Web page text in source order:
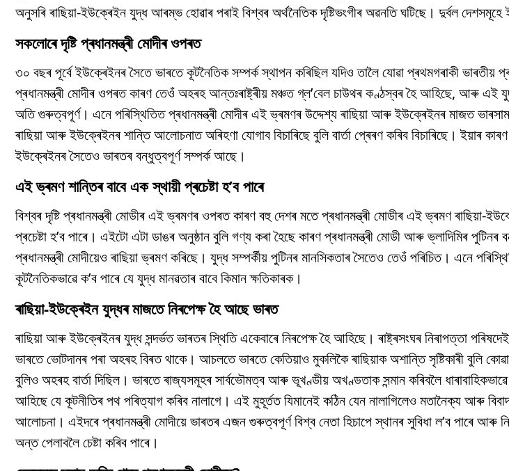
অনুসৰি ৰাছিয়া-ইউক্ৰেইন যুদ্ধ আৰম্ভ হোৱাৰ পৰাই বিশ্বৰ অৰ্থনৈতিক দৃষ্টিভংগীৰ অৱনতি ঘটিছে। দুৰ্বল
সকলোৰে দৃষ্টি প্ৰধানমন্ত্ৰী মোদীৰ ওপৰত
৩০ বছৰ পূৰ্বে ইউক্ৰেইনৰ সৈতে ভাৰতে কূটনৈতিক সম্পৰ্ক স্থাপন কৰিছিল যদিও তালৈ যোৱা প্ৰথমগৰাকী ভাৰতীয়
প্ৰধানমন্ত্ৰী মোদীৰ ওপৰত কাৰণ তেওঁ অহৰহ আন্তঃৰাষ্ট্ৰীয় মঞ্চত গ্ল’বেল চাউথৰ কণ্ঠস্বৰ হৈ আহিছে, আৰু এই
অতি গুৰুত্বপূৰ্ণ। এনে পৰিস্থিতিত প্ৰধানমন্ত্ৰী মোদীৰ এই ভ্ৰমণৰ উদ্দেশ্য ৰাছিয়া আৰু ইউক্ৰেইনৰ মাজত
ৰাছিয়া আৰু ইউক্ৰেইনৰ শান্তি আলোচনাত অৰিহণা যোগাব বিচাৰিছে বুলি বাৰ্তা প্ৰেৰণ কৰিব বিচাৰিছে। ইয়াৰ
ইউক্ৰেইনৰ সৈতেও ভাৰতৰ বন্ধুত্বপূৰ্ণ সম্পৰ্ক আছে।
এই ভ্ৰমণ শান্তিৰ বাবে এক স্থায়ী প্ৰচেষ্টা হ’ব পাৰে
বিশ্বৰ দৃষ্টি প্ৰধানমন্ত্ৰী মোডীৰ এই ভ্ৰমণৰ ওপৰত কাৰণ বহু দেশৰ মতে প্ৰধানমন্ত্ৰী মোডীৰ এই ভ্ৰমণ ৰাছিয়া-
প্ৰচেষ্টা হ’ব পাৰে। এইটো এটা ডাঙৰ অনুষ্ঠান বুলি গণ্য কৰা হৈছে কাৰণ প্ৰধানমন্ত্ৰী মোডী আৰু ভ্লাদিমিৰ
প্ৰধানমন্ত্ৰী মোদীয়েও ৰাছিয়া ভ্ৰমণ কৰিছে। যুদ্ধ সম্পৰ্কীয় পুটিনৰ মানসিকতাৰ সৈতেও তেওঁ পৰিচিত। এনে
কূটনৈতিকভাৱে ক’ব পাৰে যে যুদ্ধ মানৱতাৰ বাবে কিমান ক্ষতিকাৰক।
ৰাছিয়া-ইউক্ৰেইন যুদ্ধৰ মাজতে নিৰপেক্ষ হৈ আছে ভাৰত
ৰাছিয়া আৰু ইউক্ৰেইনৰ যুদ্ধ সন্দৰ্ভত ভাৰতৰ স্থিতি একেবাৰে নিৰপেক্ষ হৈ আহিছে। ৰাষ্ট্ৰসংঘৰ নিৰাপত্তা
ভাৰতে ভোটদানৰ পৰা অহৰহ বিৰত থাকে। আচলতে ভাৰতে কেতিয়াও মুকলিকৈ ৰাছিয়াক অশান্তি সৃষ্টিকাৰী বুলি
বুলিও অহৰহ বাৰ্তা দিছিল। ভাৰতে ৰাজ্যসমূহৰ সাৰ্বভৌমত্ব আৰু ভূখণ্ডীয় অখণ্ডতাক সন্মান কৰিবলৈ
আহিছে যে কূটনীতিৰ পথ পৰিত্যাগ কৰিব নালাগে। এই মুহূৰ্তত যিমানেই কঠিন যেন নালাগিলেও মতানৈক্য আৰু
আলোচনা। এইদৰে প্ৰধানমন্ত্ৰী মোদীয়ে ভাৰতৰ এজন গুৰুত্বপূৰ্ণ বিশ্ব নেতা হিচাপে স্থানৰ সুবিধা ল’ব পাৰে আৰু
অন্ত পেলাবলৈ চেষ্টা কৰিব পাৰে।